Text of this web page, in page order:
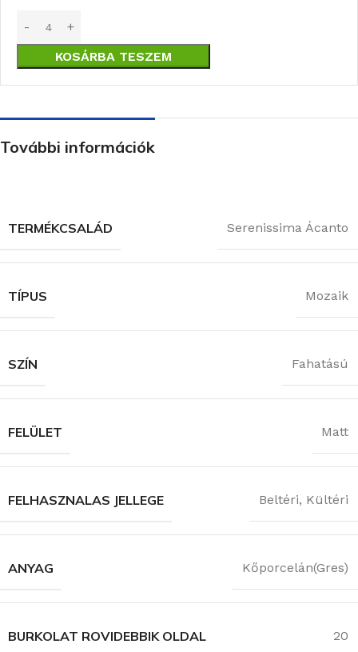
KOSÁRBA TESZEM
További információk
TERMÉKCSALÁD Serenissima Ácanto
TÍPUS Mozaik
SZÍN Fahatású
FELÜLET Matt
FELHASZNALAS JELLEGE Beltéri, Kültéri
ANYAG Kőporcelán(Gres)
BURKOLAT ROVIDEBBIK OLDAL 20